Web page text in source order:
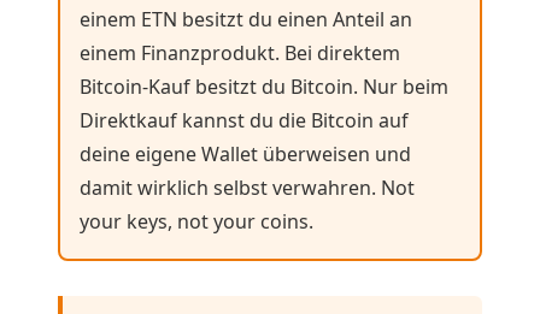
einem ETN besitzt du einen Anteil an
einem Finanzprodukt. Bei direktem
Bitcoin-Kauf besitzt du Bitcoin. Nur beim
Direktkauf kannst du die Bitcoin auf
deine eigene Wallet überweisen und
damit wirklich selbst verwahren. Not
your keys, not your coins.